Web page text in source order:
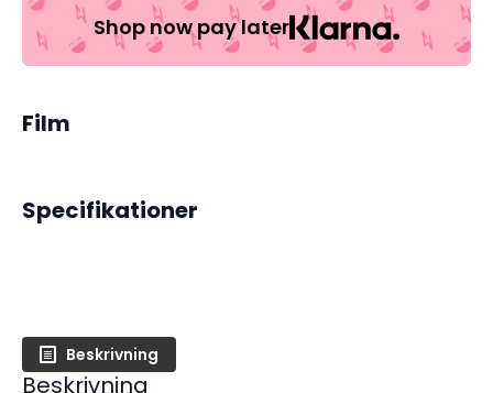
Shop now pay later
Film
Specifikationer
Beskrivning
Beskrivning